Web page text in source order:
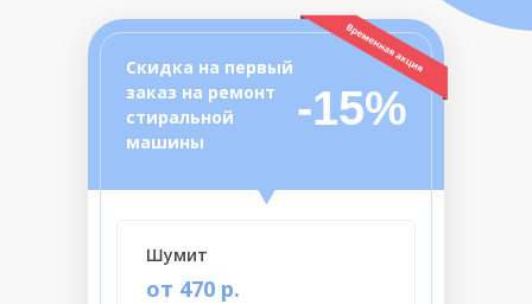
Скидка на первый
заказ на ремонт
стиральной
машины
-15%
от 470 р.
Шумит